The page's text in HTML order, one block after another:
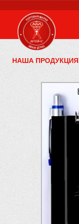
НАША ПРОДУКЦИЯ